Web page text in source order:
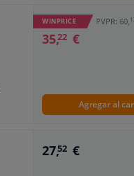
WINPRICE PVPR: 60,
35,22 €
Agregar al
27,52 €